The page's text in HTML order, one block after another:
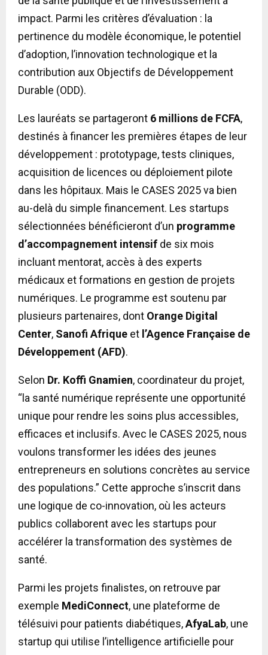
impact. Parmi les critères d’évaluation : la
pertinence du modèle économique, le potentiel
d’adoption, l’innovation technologique et la
contribution aux Objectifs de Développement
Durable (ODD).
Les lauréats se partageront 6 millions de FCFA,
destinés à financer les premières étapes de leur
développement : prototypage, tests cliniques,
acquisition de licences ou déploiement pilote
dans les hôpitaux. Mais le CASES 2025 va bien
au-delà du simple financement. Les startups
sélectionnées bénéficieront d’un programme
d’accompagnement intensif de six mois
incluant mentorat, accès à des experts
médicaux et formations en gestion de projets
numériques. Le programme est soutenu par
plusieurs partenaires, dont Orange Digital
Center, Sanofi Afrique et l’Agence Française de
Développement (AFD).
Selon Dr. Koffi Gnamien, coordinateur du projet,
“la santé numérique représente une opportunité
unique pour rendre les soins plus accessibles,
efficaces et inclusifs. Avec le CASES 2025, nous
voulons transformer les idées des jeunes
entrepreneurs en solutions concrètes au service
des populations.” Cette approche s’inscrit dans
une logique de co-innovation, où les acteurs
publics collaborent avec les startups pour
accélérer la transformation des systèmes de
santé.
Parmi les projets finalistes, on retrouve par
exemple MediConnect, une plateforme de
télésuivi pour patients diabétiques,AfyaLab, une
startup qui utilise l’intelligence artificielle pour